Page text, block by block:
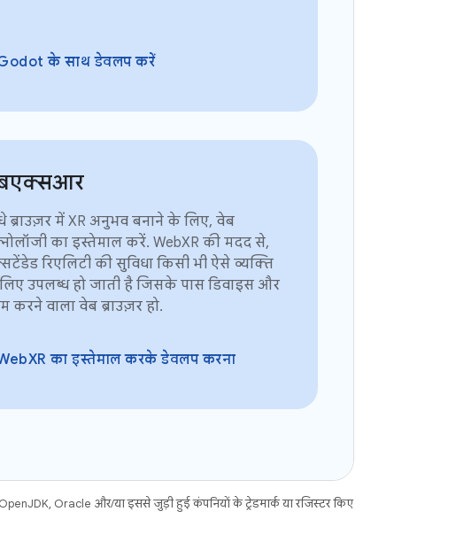
के साथ डेवलप करें
ब्राउज़र में XR अनुभव बनाने के लिए, वेब
का इस्तेमाल करें. WebXR की मदद से,
रिएलिटी की सुविधा किसी भी ऐसे व्यक्ति
उपलब्ध हो जाती है जिसके पास डिवाइस और
करने वाला वेब ब्राउज़र हो.
का इस्तेमाल करके डेवलप करना
Oracle और/या इससे जुड़ी हुई कंपनियों के ट्रेडमार्क या रजिस्टर किए